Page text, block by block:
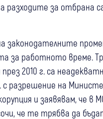
разходите за отбрана
законодателните
за работното време.
2010 г. са
с разрешение на
и заявявам, че
че те трябва да